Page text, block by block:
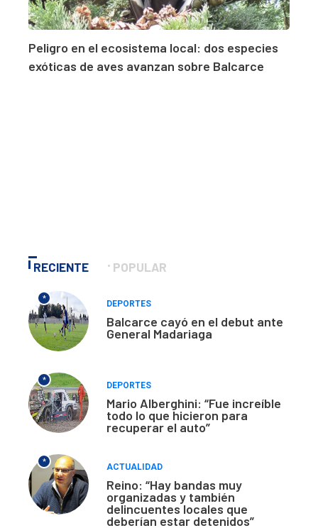
Peligro en el ecosistema local: dos especies
exóticas de aves avanzan sobre Balcarce
RECIENTE POPULAR
*
DEPORTES
Balcarce cayó en el debut ante
General Madariaga
*
DEPORTES
Mario Alberghini: “Fue increíble
todo lo que hicieron para
recuperar el auto”
*
ACTUALIDAD
Reino: “Hay bandas muy
organizadas y también
delincuentes locales que
deberían estar detenidos”